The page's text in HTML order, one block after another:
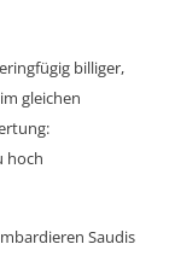
billiger,
gleichen
hoch
Saudis